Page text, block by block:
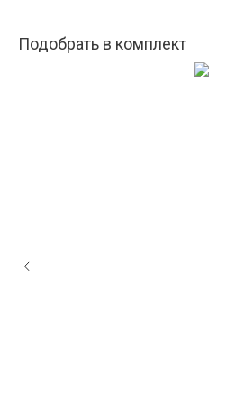
Подобрать в комплект